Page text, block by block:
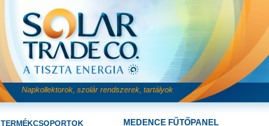
Napkollektorok, szolár rendszerek, tartályok
TERMÉKCSOPORTOK
MEDENCE FŰTŐPANEL